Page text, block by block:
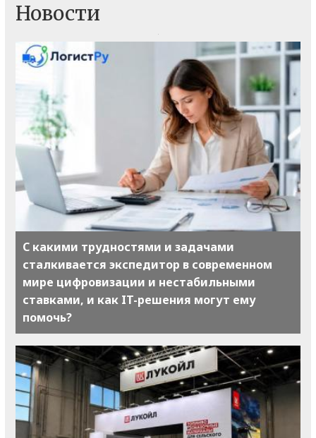
Новости
С какими трудностями и задачами
сталкивается экспедитор в современном
мире цифровизации и нестабильными
ставками, и как IT-решения могут ему
помочь?